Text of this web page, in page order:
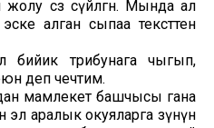
сөз сүйлөгөн. Мында ал
алган сыпаа тексттен
трибунага чыгып,
деп чечтим.
мамлекет башчысы гана
эл аралык окуяларга өзүнүн